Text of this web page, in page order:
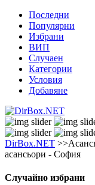
Последни
Популярни
Избрани
ВИП
Случаен
Категории
Условия
Добавяне
DirBox.NET
асансьори - София
Случайно избрани